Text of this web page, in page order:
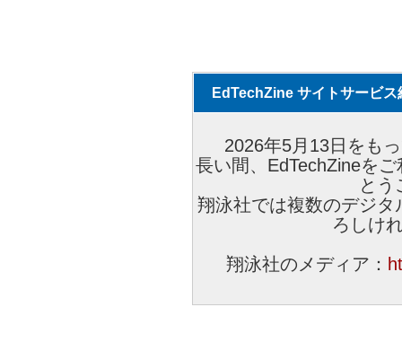
EdTechZine サイトサービス
2026年5月13日をも
長い間、EdTechZineを
とう
翔泳社では複数のデジ
ろしけ
翔泳社のメディア：